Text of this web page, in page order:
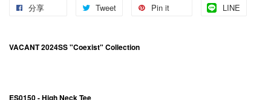
分享 Tweet Pin it LINE
VACANT 2024SS "Coexist" Collection
ES0150 - High NeckTee